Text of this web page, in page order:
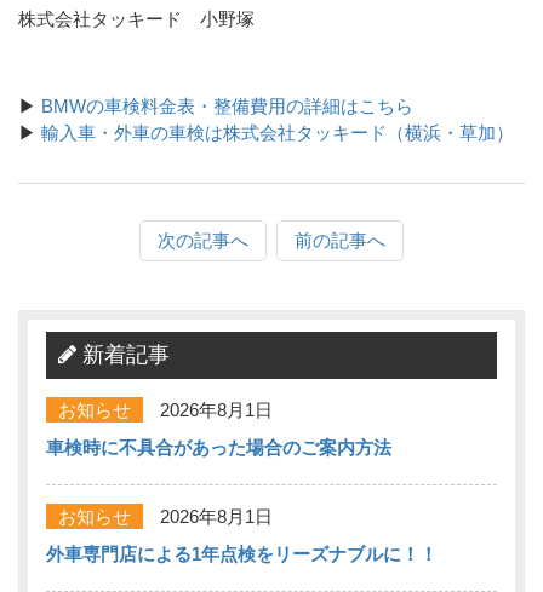
株式会社タッキード 小野塚
▶ BMWの車検料金表・整備費用の詳細はこちら
▶ 輸入車・外車の車検は株式会社タッキード（横浜・草加）
次の記事へ 前の記事へ
新着記事
お知らせ
2026年8月1日
車検時に不具合があった場合のご案内方法
お知らせ
2026年8月1日
外車専門店による1年点検をリーズナブルに！！